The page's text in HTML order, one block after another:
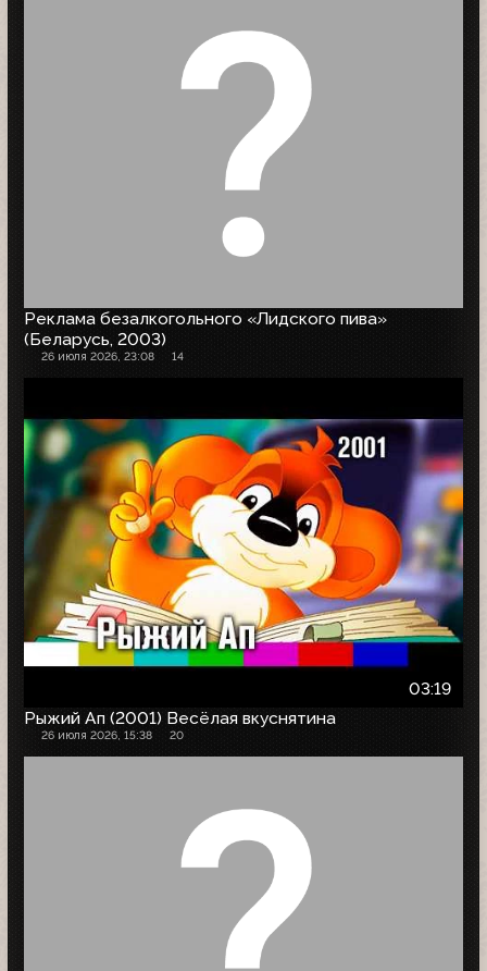
Реклама безалкогольного «Лидского пива»
(Беларусь, 2003)
26 июля 2026, 23:08 14
03:19
Рыжий Ап (2001) Весёлая вкуснятина
26 июля 2026, 15:38 20